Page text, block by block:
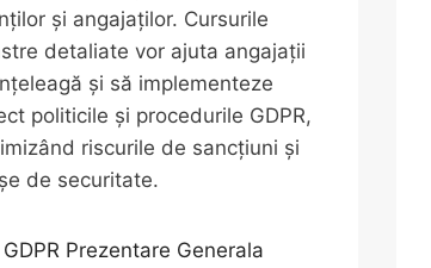
și angajaților. Cursurile
detaliate vor ajuta angajații
și să implementeze
politicile și procedurile GDPR,
riscurile de sancțiuni și
de securitate.
GDPR Prezentare Generala